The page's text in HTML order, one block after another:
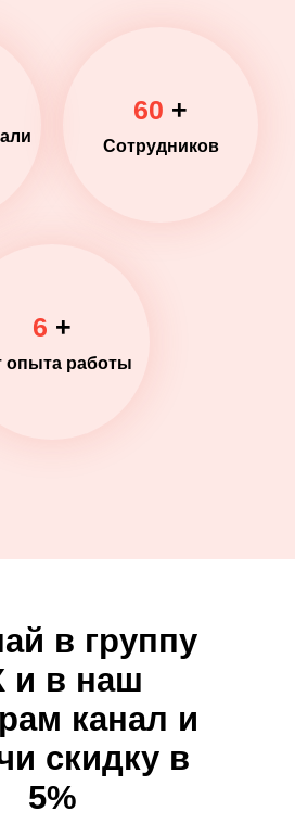
60 +
Сотрудников
6 +
опыта работы
в группу
и в наш
канал и
скидку в
5%